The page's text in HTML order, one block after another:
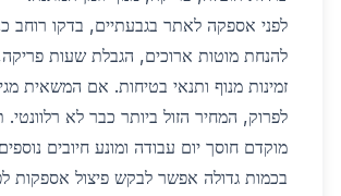
לפני אספקה לאתר בגבעתיים, בדקו רוחב
להנחת מוטות ארוכים, הגבלת שעות
זמינות מנוף ותנאי בטיחות. אם המשאית
לפרוק, המחיר הזול ביותר כבר לא רלוונטי.
מוקדם חוסך יום עבודה ומונע חיובים
בכמות גדולה אפשר לבקש פיצול אספקות